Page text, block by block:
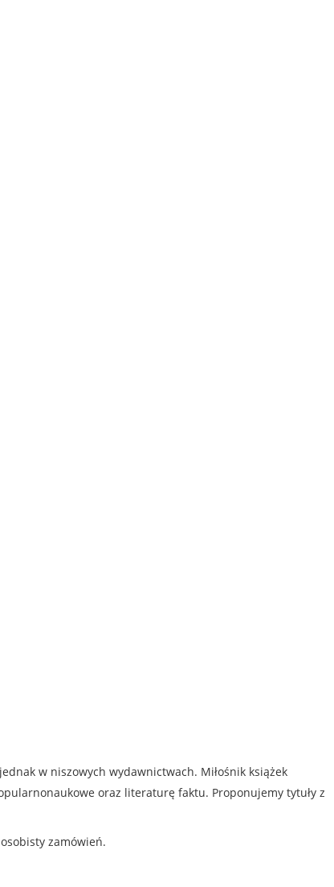
w niszowych wydawnictwach. Miłośnik książek
oraz literaturę faktu. Proponujemy tytuły z
zamówień.